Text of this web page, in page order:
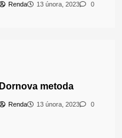
Renda 13 února, 2023 0
Dornova metoda
Renda 13 února, 2023 0